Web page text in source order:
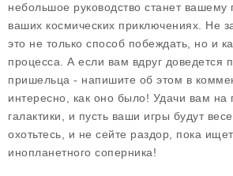
небольшое руководство станет
ваших космических приключениях. Не
это не только способ побеждать, но и
процесса. А если вам вдруг доведется
пришельца - напишите об этом в
интересно, как оно было! Удачи вам на
галактики, и пусть ваши игры будут
охотьтесь, и не сейте раздор, пока
инопланетного соперника!